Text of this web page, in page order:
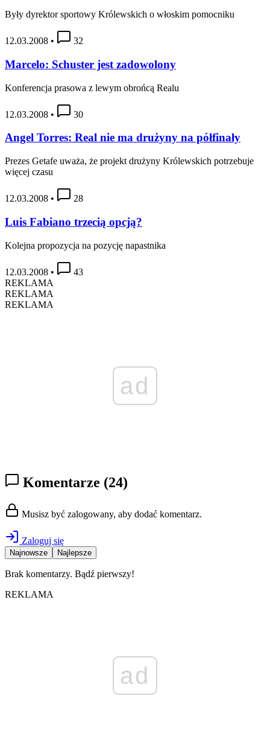
Były dyrektor sportowy Królewskich o włoskim pomocniku
12.03.2008 • 32
Marcelo: Schuster jest zadowolony
Konferencja prasowa z lewym obrońcą Realu
12.03.2008 • 30
Angel Torres: Real nie ma drużyny na półfinały
Prezes Getafe uważa, że projekt drużyny Królewskich potrzebuje
więcej czasu
12.03.2008 • 28
Luis Fabiano trzecią opcją?
Kolejna propozycja na pozycję napastnika
12.03.2008 •
43
REKLAMA
REKLAMA
REKLAMA
ad
Komentarze (24)
Musisz być zalogowany, aby dodać komentarz.
Zaloguj się
Najnowsze Najlepsze
Brak komentarzy. Bądź pierwszy!
REKLAMA
ad